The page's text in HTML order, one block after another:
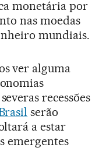
monetária por
nas moedas
mundiais.
ver alguma
recessões
serão
a estar
emergentes